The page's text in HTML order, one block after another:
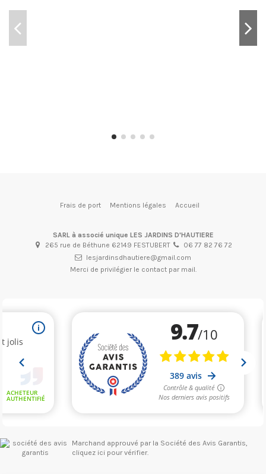
Frais de port Mentions légales Accueil
SARL à associé unique LES JARDINS D'HAUTIERE
265 rue de Béthune 62149 FESTUBERT
06 77 82 76 72
lesjardinsdhautiere@gmail.com
Merci de privilégier le contact par mail.
Marchand approuvé par la Société des Avis Garantis,
cliquez ici pour vérifier.